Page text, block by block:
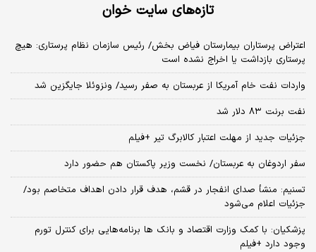
تازه‌های سایت خوان
اعتراض پرستاران بیمارستان فیاض بخش/ رئیس سازمان نظام پرستاری: هیچ
پرستاری بازداشت یا اخراج نشده است
واردات نفت خام آمریکا از عربستان به صفر رسید/ ونزوئلا جایگزین شد
نفت برنت ۸۳ دلار شد
جزئیات جدید از مهلت اعتبار کالابرگ تیر +فیلم
سفر اردوغان به عربستان/ نخست وزیر پاکستان هم حضور دارد
تسنیم: منشأ صدای انفجار در قشم، هدف قرار دادن اهداف متخاصم بود/
جزئیات اعلام می‌شود
پزشکیان: با کمک وزارت اقتصاد و بانک ها برنامه‌هایی برای کنترل تورم
وجود دارد +فیلم